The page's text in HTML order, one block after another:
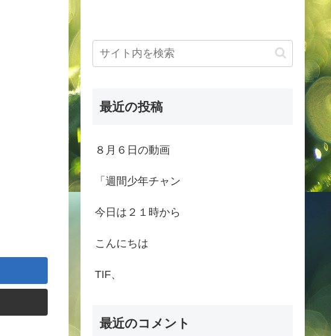
最近の投稿
８月６日の動画
「週間少年チャン
今日は２１時から
こんにちは
TIF、
最近のコメント